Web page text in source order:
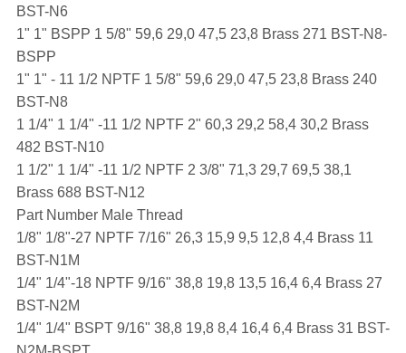
BST-N6
1" 1" BSPP 1 5/8" 59,6 29,0 47,5 23,8 Brass 271 BST-N8-
BSPP
1" 1" - 11 1/2 NPTF 1 5/8" 59,6 29,0 47,5 23,8 Brass 240
BST-N8
1 1/4" 1 1/4" -11 1/2 NPTF 2" 60,3 29,2 58,4 30,2 Brass
482 BST-N10
1 1/2" 1 1/4" -11 1/2 NPTF 2 3/8" 71,3 29,7 69,5 38,1
Brass 688 BST-N12
Part Number Male Thread
1/8" 1/8"-27 NPTF 7/16" 26,3 15,9 9,5 12,8 4,4 Brass 11
BST-N1M
1/4" 1/4"-18 NPTF 9/16" 38,8 19,8 13,5 16,4 6,4 Brass 27
BST-N2M
1/4" 1/4" BSPT 9/16" 38,8 19,8 8,4 16,4 6,4 Brass 31 BST-